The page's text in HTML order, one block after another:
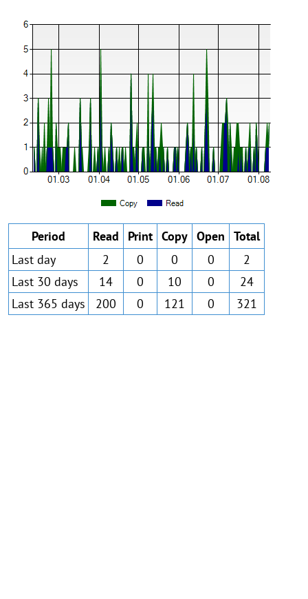
Period Read Print Copy Open
Total
Last day
2 0 0 0
2
Last 30 days
14 0 10 0
24
Last 365 days
200 0 121 0 321